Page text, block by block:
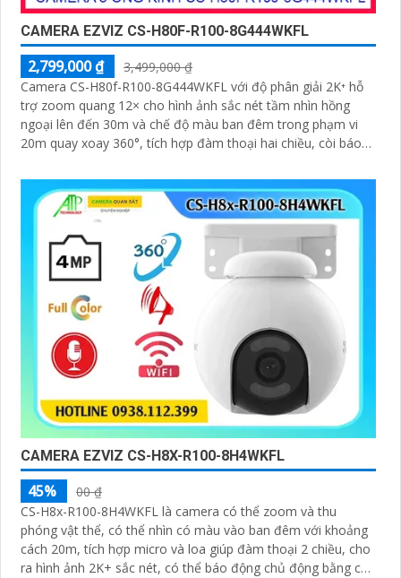
CAMERA EZVIZ CS-H80F-R100-8G444WKFL
2,799,000 ₫
3,499,000 ₫
Camera CS-H80f-R100-8G444WKFL với độ phân giải 2K⁺ hỗ
trợ zoom quang 12× cho hình ảnh sắc nét tầm nhìn hồng
ngoại lên đến 30m và chế độ màu ban đêm trong phạm vi
20m quay xoay 360°, tích hợp đàm thoại hai chiều, còi báo
Đạt chuẩn IP67 có khả năng chống bụi, nước, đảm bảo hoạt
động ổn định trong mọi điều kiện thời tiết
CAMERA EZVIZ CS-H8X-R100-8H4WKFL
45%
00 ₫
CS-H8x-R100-8H4WKFL là camera có thể zoom và thu
phóng vật thể, có thể nhìn có màu vào ban đêm với khoảng
cách 20m, tích hợp micro và loa giúp đàm thoại 2 chiều, cho
ra hình ảnh 2K+ sắc nét, có thể báo động chủ động bằng còi